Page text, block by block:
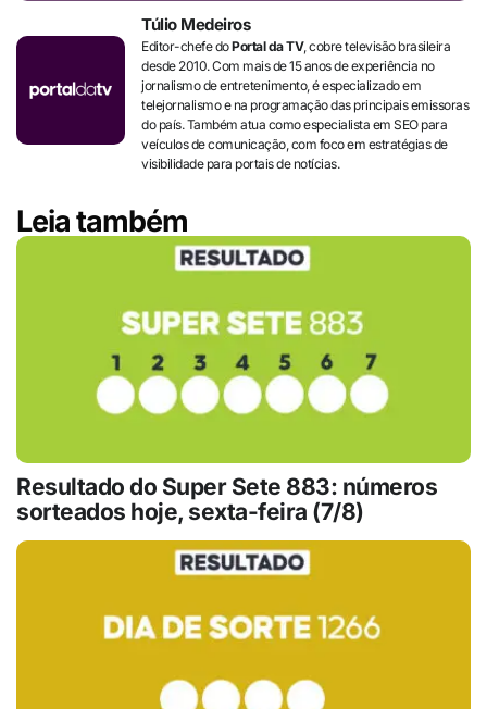
Túlio Medeiros
Editor-chefe doPortal da TV, cobre televisão brasileira
desde 2010. Com mais de 15 anos de experiência no
jornalismo de entretenimento, é especializado em
telejornalismo e na programação das principais emissoras
do país. Também atua como especialista em SEO para
veículos de comunicação, com foco em estratégias de
visibilidade para portais de notícias.
Leia também
Resultado do Super Sete 883: números
sorteados hoje, sexta-feira (7/8)